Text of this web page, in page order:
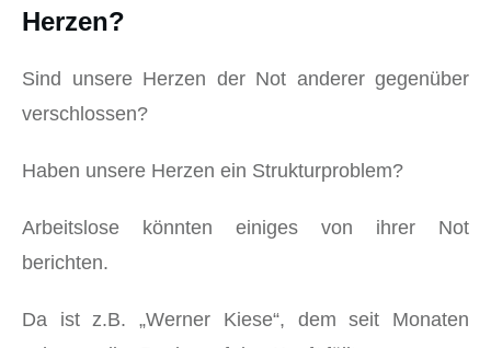
Herzen?
Sind unsere Herzen der Not anderer gegenüber
verschlossen?
Haben unsere Herzen ein Strukturproblem?
Arbeitslose könnten einiges von ihrer Not
berichten.
Da ist z.B. „Werner Kiese“, dem seit Monaten